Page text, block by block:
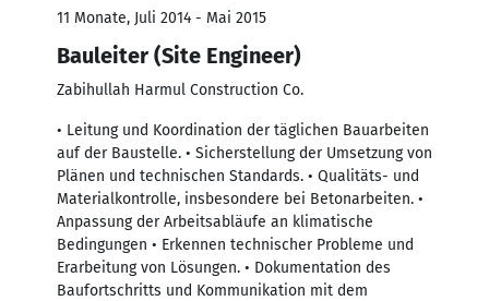
11 Monate, Juli 2014 - Mai 2015
Bauleiter (Site Engineer)
Zabihullah Harmul Construction Co.
• Leitung und Koordination der täglichen Bauarbeiten
auf der Baustelle. • Sicherstellung der Umsetzung von
Plänen und technischen Standards. • Qualitäts- und
Materialkontrolle, insbesondere bei Betonarbeiten. •
Anpassung der Arbeitsabläufe an klimatische
Bedingungen • Erkennen technischer Probleme und
Erarbeitung von Lösungen. • Dokumentation des
Baufortschritts und Kommunikation mit dem